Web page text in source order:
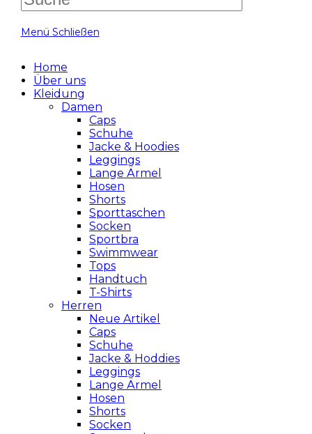
Menü Schließen
Home
Über uns
Kleidung
Damen
Caps
Schuhe
Jacke & Hoodies
Leggings
Lange Ärmel
Hosen
Shorts
Sporttaschen
Socken
Sportbra
Swimmwear
Tops
Handtuch
T-Shirts
Herren
Neue Artikel
Caps
Schuhe
Jacke & Hoddies
Leggings
Lange Ärmel
Hosen
Shorts
Socken